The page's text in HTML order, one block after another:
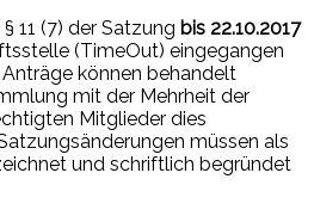
11 (7) der Satzung bis 22.10.2017
(TimeOut) eingegangen
können behandelt
mit der Mehrheit der
Mitglieder dies
müssen als
und schriftlich begründet